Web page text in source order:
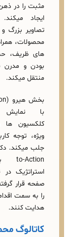
در ذهن بازدیدکننده
استفاده از
بزرگ و با کیفیت از
همراه با انیمیشن‌
حس حرفه‌ ای
بودن برند را
جدیدترین
ها و محصولات
کاربر را به خود
جلب میکند. دکمه‌ های Call-
to-Action به‌ صورت
در نقاط مختلف
گرفته‌ اند تا کاربر
اقدامات مورد نظر
محصولات